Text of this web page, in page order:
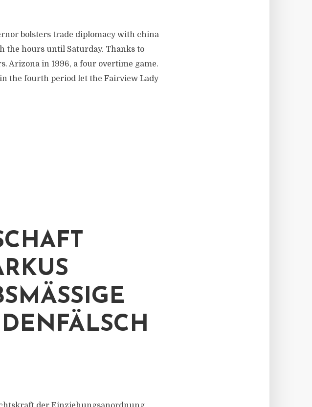
bolsters trade diplomacy with china
the hours until Saturday. Thanks to
Arizona in 1996, a four overtime game.
the fourth period let the Fairview Lady
B